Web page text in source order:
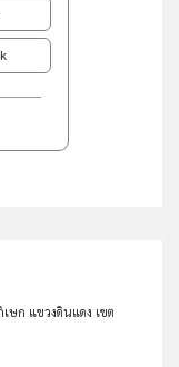
ษก แขวงดินแดง เขต